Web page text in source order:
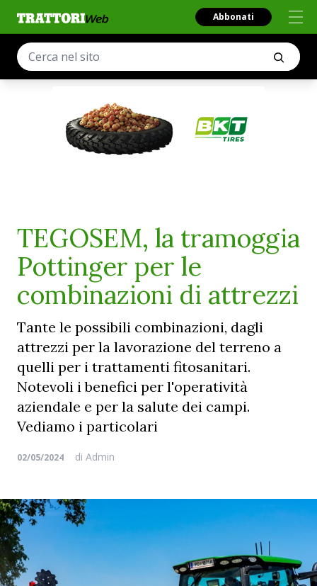
Abbonati
TEGOSEM, la tramoggia
Pottinger per le
combinazioni di attrezzi
Tante le possibili combinazioni, dagli
attrezzi per la lavorazione del terreno a
quelli per i trattamenti fitosanitari.
Notevoli i benefici per l'operatività
aziendale e per la salute dei campi.
Vediamo i particolari
02/05/2024 di Admin